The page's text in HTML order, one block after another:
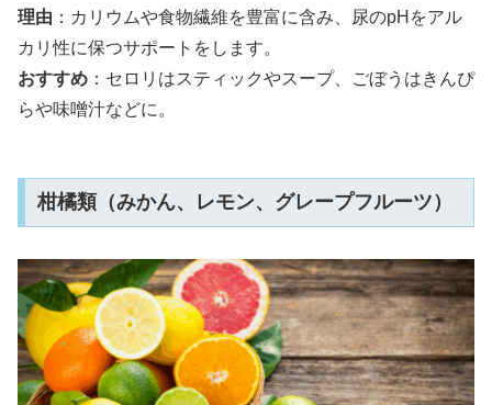
理由 ：カリウムや食物繊維を豊富に含み、尿のpHをアル
カリ性に保つサポートをします。
おすすめ ：セロリはスティックやスープ、ごぼうはきんぴ
らや味噌汁などに。
柑橘類（みかん、レモン、グレープフルーツ）